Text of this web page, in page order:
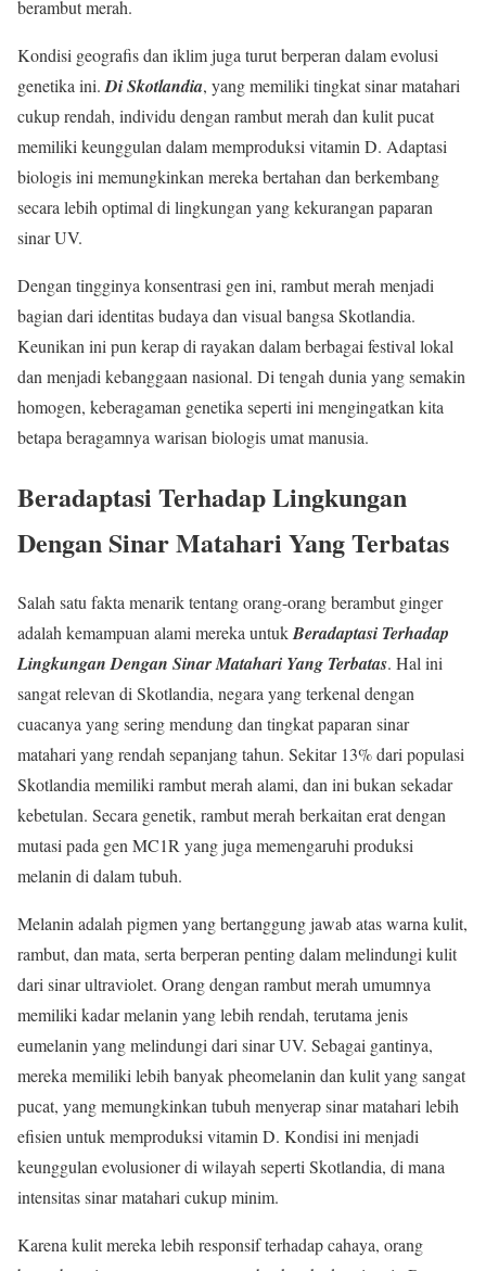
berambut merah.
Kondisi geografis dan iklim juga turut berperan dalam evolusi
genetika ini. Di Skotlandia, yang memiliki tingkat sinar matahari
cukup rendah, individu dengan rambut merah dan kulit pucat
memiliki keunggulan dalam memproduksi vitamin D. Adaptasi
biologis ini memungkinkan mereka bertahan dan berkembang
secara lebih optimal di lingkungan yang kekurangan paparan
sinar UV.
Dengan tingginya konsentrasi gen ini, rambut merah menjadi
bagian dari identitas budaya dan visual bangsa Skotlandia.
Keunikan ini pun kerap di rayakan dalam berbagai festival lokal
dan menjadi kebanggaan nasional. Di tengah dunia yang semakin
homogen, keberagaman genetika seperti ini mengingatkan kita
betapa beragamnya warisan biologis umat manusia.
Beradaptasi Terhadap Lingkungan
Dengan Sinar Matahari Yang Terbatas
Salah satu fakta menarik tentang orang-orang berambut ginger
adalah kemampuan alami mereka untukBeradaptasi Terhadap
Lingkungan Dengan Sinar Matahari Yang Terbatas. Hal ini
sangat relevan di Skotlandia, negara yang terkenal dengan
cuacanya yang sering mendung dan tingkat paparan sinar
matahari yang rendah sepanjang tahun. Sekitar 13% dari populasi
Skotlandia memiliki rambut merah alami, dan ini bukan sekadar
kebetulan. Secara genetik, rambut merah berkaitan erat dengan
mutasi pada gen MC1R yang juga memengaruhi produksi
melanin di dalam tubuh.
Melanin adalah pigmen yang bertanggung jawab atas warna kulit,
rambut, dan mata, serta berperan penting dalam melindungi kulit
dari sinar ultraviolet. Orang dengan rambut merah umumnya
memiliki kadar melanin yang lebih rendah, terutama jenis
eumelanin yang melindungi dari sinar UV. Sebagai gantinya,
mereka memiliki lebih banyak pheomelanin dan kulit yang sangat
pucat, yang memungkinkan tubuh menyerap sinar matahari lebih
efisien untuk memproduksi vitamin D. Kondisi ini menjadi
keunggulan evolusioner di wilayah seperti Skotlandia, di mana
intensitas sinar matahari cukup minim.
Karena kulit mereka lebih responsif terhadap cahaya, orang